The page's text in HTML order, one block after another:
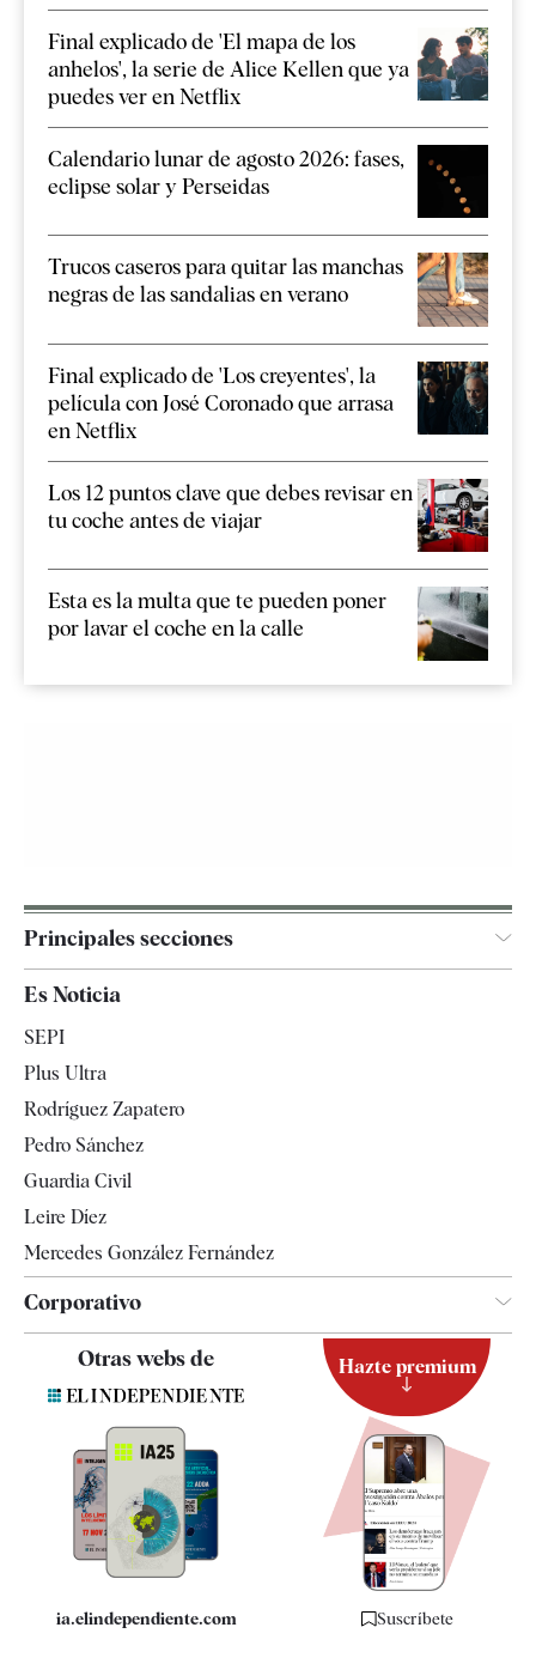
Final explicado de 'El mapa de los
anhelos', la serie de Alice Kellen que ya
puedes ver en Netflix
Calendario lunar de agosto 2026: fases,
eclipse solar y Perseidas
Trucos caseros para quitar las manchas
negras de las sandalias en verano
Final explicado de 'Los creyentes', la
película con José Coronado que arrasa
en Netflix
Los 12 puntos clave que debes revisar en
tu coche antes de viajar
Esta es la multa que te pueden poner
por lavar el coche en la calle
Principales secciones
Televisión
Es Noticia
SEPI
Plus Ultra
Rodríguez Zapatero
Pedro Sánchez
Guardia Civil
Leire Díez
Mercedes González Fernández
Corporativo
Quiénes somos
Especificaciones
Otras webs de
ia.elindependiente.com
Hazte premium
Suscríbete